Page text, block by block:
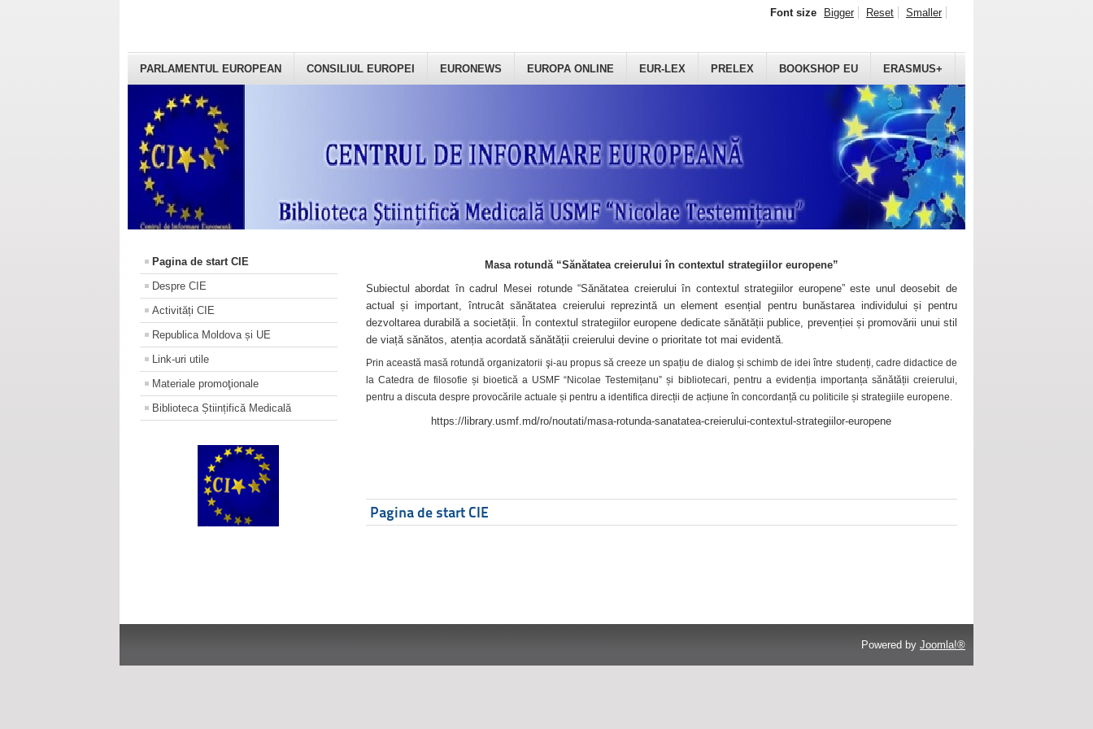
PARLAMENTUL EUROPEAN CONSILIUL EUROPEI EURONEWS EUROPA ONLINE EUR-LEX PRELEX BOOKSHOP EU ERASMUS+
Font size Bigger Reset Smaller
Pagina de start CIE
Despre CIE
Activități CIE
Republica Moldova și UE
Link-uri utile
Materiale promoţionale
Biblioteca Științifică Medicală
Masa rotundă “Sănătatea creierului în contextul strategiilor europene”
Subiectul abordat în cadrul Mesei rotunde “Sănătatea creierului în contextul strategiilor europene” este unul deosebit de
actual și important, întrucât sănătatea creierului reprezintă un element esențial pentru bunăstarea individului și pentru
dezvoltarea durabilă a societății. În contextul strategiilor europene dedicate sănătății publice, prevenției și promovării unui stil
de viață sănătos, atenția acordată sănătății creierului devine o prioritate tot mai evidentă.
Prin această masă rotundă organizatorii şi-au propus să creeze un spațiu de dialog și schimb de idei între studenți, cadre didactice de
la Catedra de filosofie și bioetică a USMF “Nicolae Testemițanu” și bibliotecari, pentru a evidenția importanța sănătății creierului,
pentru a discuta despre provocările actuale și pentru a identifica direcții de acțiune în concordanță cu politicile și strategiile europene.
https://library.usmf.md/ro/noutati/masa-rotunda-sanatatea-creierului-contextul-strategiilor-europene
Pagina de start CIE
Powered by Joomla!®